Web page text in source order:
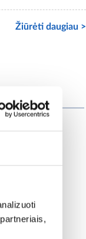
Žiūrėti daugiau >